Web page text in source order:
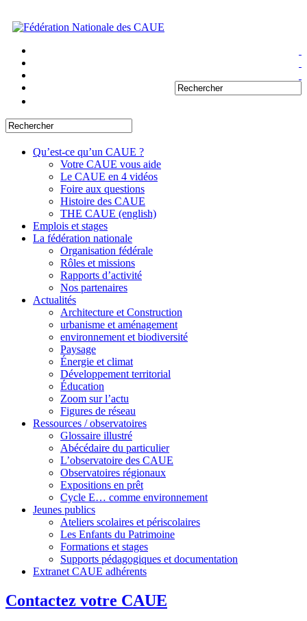
Qu’est-ce qu’un CAUE ?
Votre CAUE vous aide
Le CAUE en 4 vidéos
Foire aux questions
Histoire des CAUE
THE CAUE (english)
Emplois et stages
La fédération nationale
Organisation fédérale
Rôles et missions
Rapports d’activité
Nos partenaires
Actualités
Architecture et Construction
urbanisme et aménagement
environnement et biodiversité
Paysage
Énergie et climat
Développement territorial
Éducation
Zoom sur l’actu
Figures de réseau
Ressources / observatoires
Glossaire illustré
Abécédaire du particulier
L’observatoire des CAUE
Observatoires régionaux
Expositions en prêt
Cycle E… comme environnement
Jeunes publics
Ateliers scolaires et périscolaires
Les Enfants du Patrimoine
Formations et stages
Supports pédagogiques et documentation
Extranet CAUE adhérents
Contactez votre CAUE